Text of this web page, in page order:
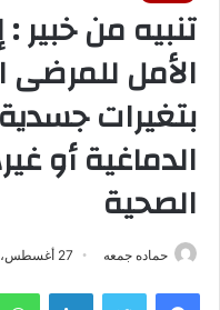
تنبيه من خبير
الأمل
بتغيرات
الدماغية أو
الصحية
حماده جمعه 27 أغسطس، 2024
فيسبوك تويتر لينكدإن